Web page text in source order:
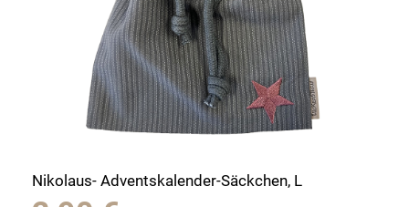
Nikolaus- Adventskalender-Säckchen, L